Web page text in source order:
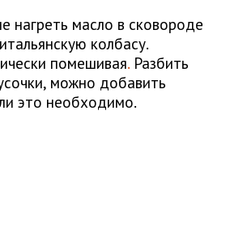
нагреть масло в сковороде
колбасу.
помешивая. Разбить
можно добавить
это необходимо.